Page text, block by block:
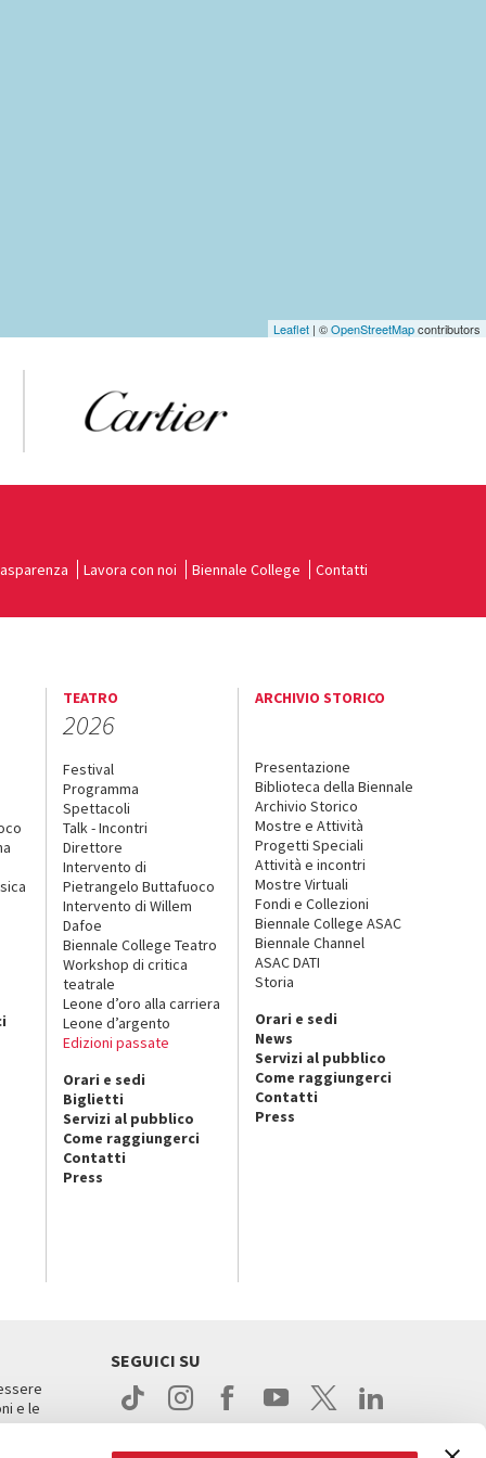
Leaflet | ©OpenStreetMapcontributors
Lavora con noi Biennale College Contatti
TEATRO
2026
Festival
Programma
Spettacoli
Talk - Incontri
Direttore
Intervento di
Pietrangelo Buttafuoco
Intervento di Willem
Dafoe
Biennale College Teatro
Workshop di critica
teatrale
Leone d’oro alla carriera
Leone d’argento
Edizioni passate
Orari e sedi
Biglietti
Servizi al pubblico
Come raggiungerci
Contatti
Press
ARCHIVIO STORICO
Presentazione
Biblioteca della Biennale
Archivio Storico
Mostre e Attività
Progetti Speciali
Attività e incontri
Mostre Virtuali
Fondi e Collezioni
Biennale College ASAC
Biennale Channel
ASAC DATI
Storia
Orari e sedi
News
Servizi al pubblico
Come raggiungerci
Contatti
Press
e le
SEGUICI SU